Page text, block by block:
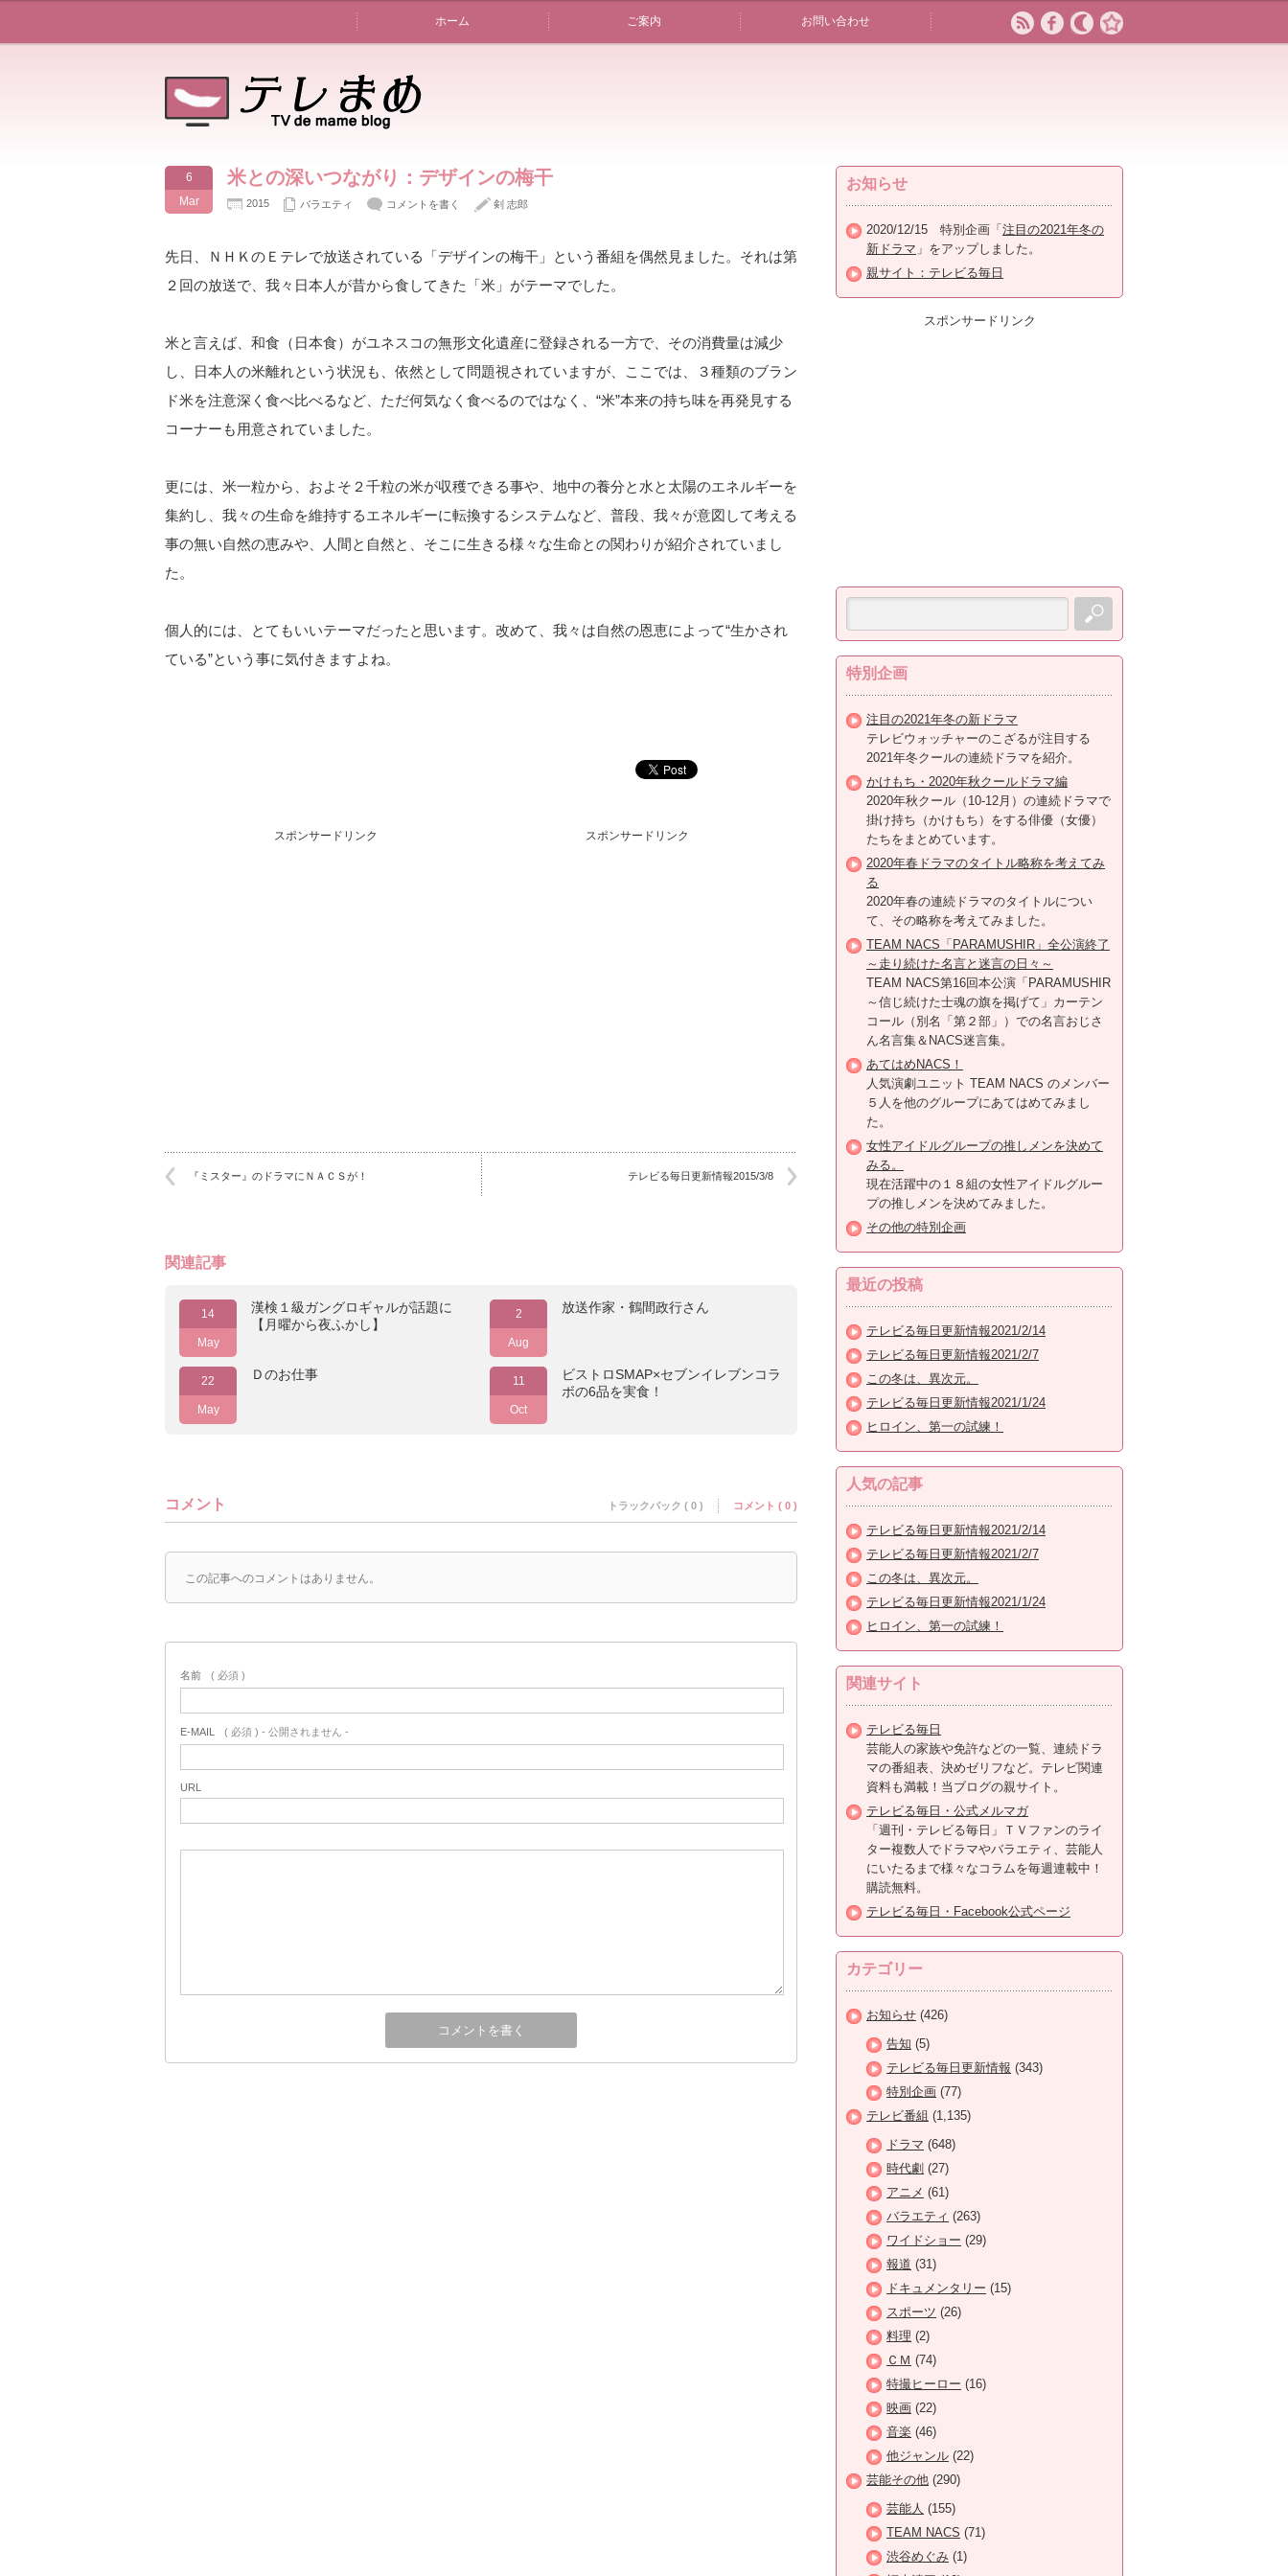
ホーム ご案内 お問い合わせ
6
Mar
米との深いつながり：デザインの梅干
2015 バラエティ コメントを書く 剣 志郎
先日、ＮＨＫのＥテレで放送されている「デザインの梅干」という番組を偶然見ました。それは第
２回の放送で、我々日本人が昔から食してきた「米」がテーマでした。
米と言えば、和食（日本食）がユネスコの無形文化遺産に登録される一方で、その消費量は減少
し、日本人の米離れという状況も、依然として問題視されていますが、ここでは、３種類のブラン
ド米を注意深く食べ比べるなど、ただ何気なく食べるのではなく、“米”本来の持ち味を再発見する
コーナーも用意されていました。
更には、米一粒から、およそ２千粒の米が収穫できる事や、地中の養分と水と太陽のエネルギーを
集約し、我々の生命を維持するエネルギーに転換するシステムなど、普段、我々が意図して考える
事の無い自然の恵みや、人間と自然と、そこに生きる様々な生命との関わりが紹介されていまし
た。
個人的には、とてもいいテーマだったと思います。改めて、我々は自然の恩恵によって“生かされ
ている”という事に気付きますよね。
スポンサードリンク スポンサードリンク
『ミスター』のドラマにＮＡＣＳが！ テレビる毎日更新情報2015/3/8
関連記事
14
May
漢検１級ガングロギャルが話題に
【月曜から夜ふかし】
2
Aug
放送作家・鶴間政行さん
22
May
Ｄのお仕事 11
Oct
ビストロSMAP×セブンイレブンコラ
ボの6品を実食！
コメント トラックバック ( 0 ) コメント ( 0 )
この記事へのコメントはありません。
名前 ( 必須 )
E-MAIL ( 必須 ) - 公開されません -
URL
お知らせ
2020/12/15 特別企画「 注目の2021年冬の
新ドラマ 」をアップしました。
親サイト：テレビる毎日
スポンサードリンク
特別企画
注目の2021年冬の新ドラマ
テレビウォッチャーのこざるが注目する
2021年冬クールの連続ドラマを紹介。
かけもち・2020年秋クールドラマ編
2020年秋クール（10-12月）の連続ドラマで
掛け持ち（かけもち）をする俳優（女優）
たちをまとめています。
2020年春ドラマのタイトル略称を考えてみ
る
2020年春の連続ドラマのタイトルについ
て、その略称を考えてみました。
TEAM NACS「PARAMUSHIR」全公演終了
～走り続けた名言と迷言の日々～
TEAM NACS第16回本公演「PARAMUSHIR
～信じ続けた士魂の旗を掲げて」カーテン
コール（別名「第２部」）での名言おじさ
ん名言集＆NACS迷言集。
あてはめNACS！
人気演劇ユニット TEAM NACS のメンバー
５人を他のグループにあてはめてみまし
た。
女性アイドルグループの推しメンを決めて
みる。
現在活躍中の１８組の女性アイドルグルー
プの推しメンを決めてみました。
その他の特別企画
最近の投稿
テレビる毎日更新情報2021/2/14
テレビる毎日更新情報2021/2/7
この冬は、異次元。
テレビる毎日更新情報2021/1/24
ヒロイン、第一の試練！
人気の記事
テレビる毎日更新情報2021/2/14
テレビる毎日更新情報2021/2/7
この冬は、異次元。
テレビる毎日更新情報2021/1/24
ヒロイン、第一の試練！
関連サイト
テレビる毎日
芸能人の家族や免許などの一覧、連続ドラ
マの番組表、決めゼリフなど。テレビ関連
資料も満載！当ブログの親サイト。
テレビる毎日・公式メルマガ
「週刊・テレビる毎日」ＴＶファンのライ
ター複数人でドラマやバラエティ、芸能人
にいたるまで様々なコラムを毎週連載中！
購読無料。
テレビる毎日・Facebook公式ページ
カテゴリー
お知らせ (426)
告知 (5)
テレビる毎日更新情報 (343)
特別企画 (77)
テレビ番組 (1,135)
ドラマ (648)
時代劇 (27)
アニメ (61)
バラエティ (263)
ワイドショー (29)
報道 (31)
ドキュメンタリー (15)
スポーツ (26)
料理 (2)
ＣＭ (74)
特撮ヒーロー (16)
映画 (22)
音楽 (46)
他ジャンル (22)
芸能その他 (290)
芸能人 (155)
TEAM NACS (71)
渋谷めぐみ (1)